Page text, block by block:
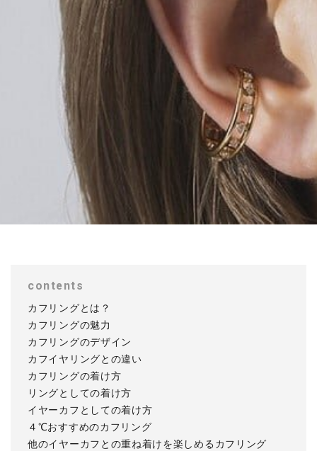
contents
カフリングとは？
カフリングの魅力
カフリングのデザイン
カフイヤリングとの違い
カフリングの着け方
リングとしての着け方
イヤーカフとしての着け方
４℃おすすめのカフリング
他のイヤーカフとの重ね着けを楽しめるカフリング